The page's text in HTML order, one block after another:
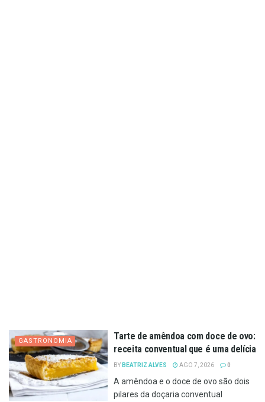
GASTRONOMIA
Tarte de amêndoa com doce de ovo:
receita conventual que é uma delícia
BY BEATRIZ ALVES AGO 7, 2026 0
A amêndoa e o doce de ovo são dois
pilares da doçaria conventual